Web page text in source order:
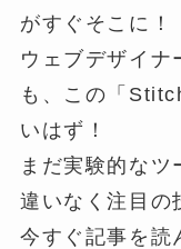
がすぐそこに！
ウェブデザイナ
も、この「
いはず！
まだ実験的な
違いなく注目の
今すぐ記事を読